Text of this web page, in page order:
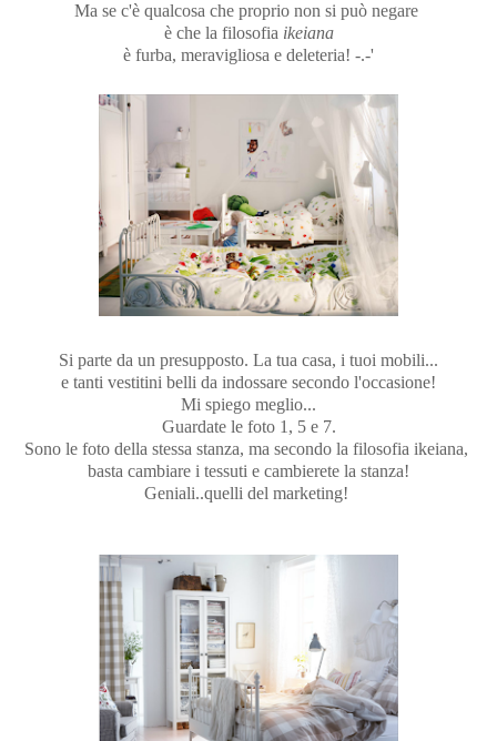
Ma se c'è qualcosa che proprio non si può negare
è che la filosofia ikeiana
è furba, meravigliosa e deleteria! -.-'
Si parte da un presupposto. La tua casa, i tuoi mobili...
e tanti vestitini belli da indossare secondo l'occasione!
Mi spiego meglio...
Guardate le foto 1, 5 e 7.
Sono le foto della stessa stanza, ma secondo la filosofia ikeiana,
basta cambiare i tessuti e cambierete la stanza!
Geniali..quelli del marketing!